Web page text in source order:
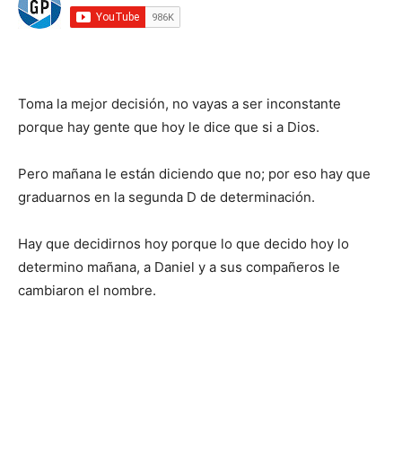
Toma la mejor decisión, no vayas a ser inconstante
porque hay gente que hoy le dice que si a Dios.
Pero mañana le están diciendo que no; por eso hay que
graduarnos en la segunda D de determinación.
Hay que decidirnos hoy porque lo que decido hoy lo
determino mañana, a Daniel y a sus compañeros le
cambiaron el nombre.